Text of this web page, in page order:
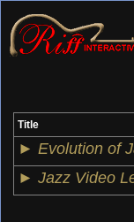
Title
► Evolution of
► Jazz Video